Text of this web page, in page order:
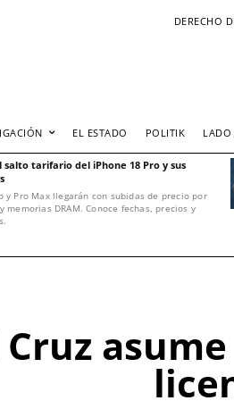
DERECHO
EL ESTADO POLITIK LADO
tarifario del iPhone 18 Pro y sus
y Pro Max llegarán con subidas de precio por
memorias DRAM. Conoce fechas, precios y